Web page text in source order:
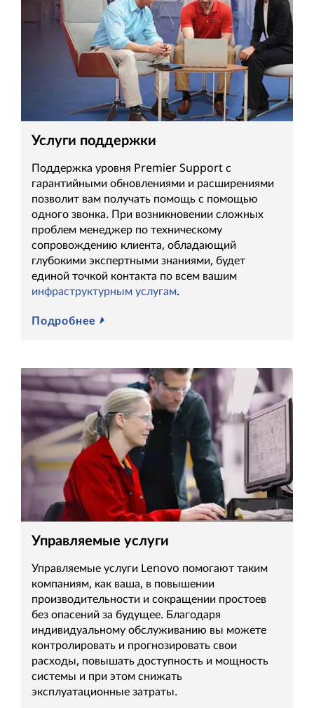
Услуги поддержки
Поддержка уровня Premier Support с
гарантийными обновлениями и расширениями
позволит вам получать помощь с помощью
одного звонка. При возникновении сложных
проблем менеджер по техническому
сопровождению клиента, обладающий
глубокими экспертными знаниями, будет
единой точкой контакта по всем вашим
инфраструктурным услугам.
Подробнее
Управляемые услуги
Управляемые услуги Lenovo помогают таким
компаниям, как ваша, в повышении
производительности и сокращении простоев
без опасений за будущее. Благодаря
индивидуальному обслуживанию вы можете
контролировать и прогнозировать свои
расходы, повышать доступность и мощность
системы и при этом снижать
эксплуатационные затраты.